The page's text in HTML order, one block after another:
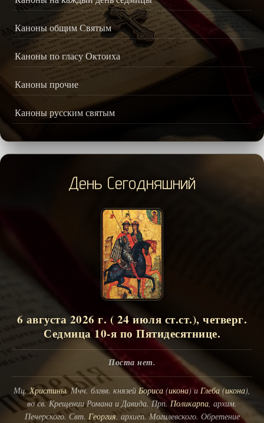
Каноны общим Святым
Каноны по гласу Октоиха
Каноны прочие
Каноны русским святым
День Сегодняшний
6 августа 2026 г. ( 24 июля ст.ст.), четверг.
Седмица 10-я по Пятидесятнице.
Поста нет.
Мц.Христины. Мчч. блгвв. князей Бориса (икона) и Глеба (икона),
во св. Крещении Романа и Давида. Прп. Поликарпа, архим.
Печерского. Свт. Георгия, архиеп. Могилевского. Обретение